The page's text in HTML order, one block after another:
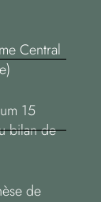
Central
15
bilan de
de